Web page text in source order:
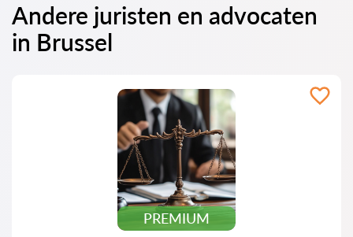
Andere juristen en advocaten
in Brussel
PREMIUM